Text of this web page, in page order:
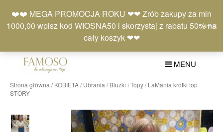
❤️❤️ MEGA PROMOCJA ROKU ❤❤ Zrób zakupy za min
1000,00 wpisz kod WIOSNA50 i skorzystaj z rabatu 50% na
cały koszyk ❤❤
Odrzuć
content
Moje
konto
Lista
życzeń
Koszyk
(0)
MENU
Strona główna /KOBIETA/Ubrania /Bluzki i Topy/ LaMania krótki top
STORY